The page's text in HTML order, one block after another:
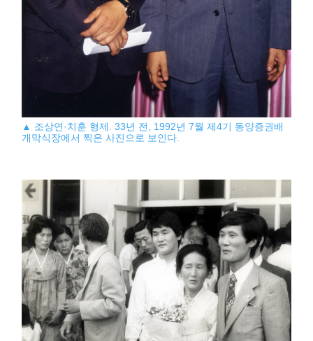
▲ 조상연·치훈 형제. 33년 전, 1992년 7월 제4기 동양증권배
개막식장에서 찍은 사진으로 보인다.